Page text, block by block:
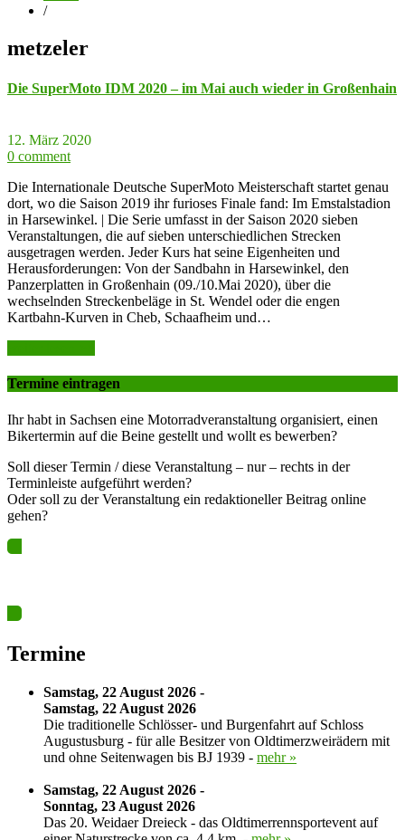
/
metzeler
Die SuperMoto IDM 2020 – im Mai auch wieder in Großenhain
12. März 2020
0 comment
Die Internationale Deutsche SuperMoto Meisterschaft startet genau
dort, wo die Saison 2019 ihr furioses Finale fand: Im Emstalstadion
in Harsewinkel. | Die Serie umfasst in der Saison 2020 sieben
Veranstaltungen, die auf sieben unterschiedlichen Strecken
ausgetragen werden. Jeder Kurs hat seine Eigenheiten und
Herausforderungen: Von der Sandbahn in Harsewinkel, den
Panzerplatten in Großenhain (09./10.Mai 2020), über die
wechselnden Streckenbeläge in St. Wendel oder die engen
Kartbahn-Kurven in Cheb, Schaafheim und…
Termine eintragen
Ihr habt in Sachsen eine Motorradveranstaltung organisiert, einen
Bikertermin auf die Beine gestellt und wollt es bewerben?
Soll dieser Termin / diese Veranstaltung – nur – rechts in der
Terminleiste aufgeführt werden?
Oder soll zu der Veranstaltung ein redaktioneller Beitrag online
gehen?
Termine
Samstag, 22 August 2026 -
Samstag, 22 August 2026
Die traditionelle Schlösser- und Burgenfahrt auf Schloss
Augustusburg - für alle Besitzer von Oldtimerzweirädern mit
und ohne Seitenwagen bis BJ 1939 - mehr »
Samstag, 22 August 2026 -
Sonntag, 23 August 2026
Das 20. Weidaer Dreieck - das Oldtimerrennsportevent auf